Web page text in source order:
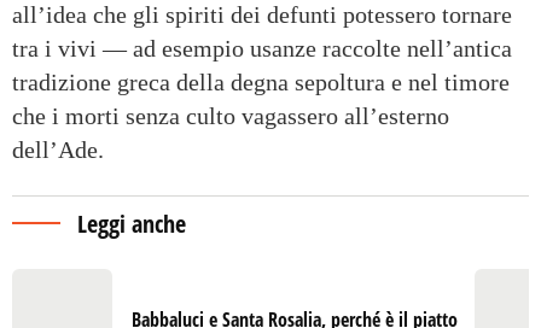
all’idea che gli spiriti dei defunti potessero tornare
tra i vivi — ad esempio usanze raccolte nell’antica
tradizione greca della degna sepoltura e nel timore
che i morti senza culto vagassero all’esterno
dell’Ade.
Leggi anche
Babbaluci e Santa Rosalia, perché è il piatto